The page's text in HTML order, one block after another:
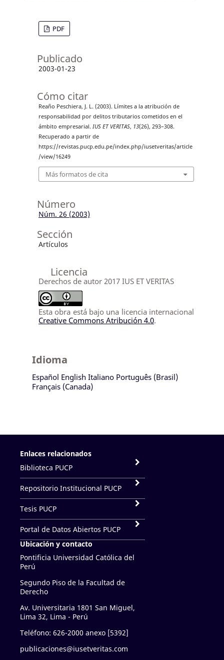
PDF
Publicado
2003-01-23
Cómo citar
Reaño Peschiera, J. L. (2003). Límites a la atribución de
responsabilidad por delitos tributarios cometidos en el
ámbito empresarial. IUS ET VERITAS, 13(26), 293–308.
Recuperado a partir de
https://revistas.pucp.edu.pe/index.php/iusetveritas/article
/view/16249
Más formatos de cita
Número
Núm. 26 (2003)
Sección
Artículos
Licencia
Derechos de autor 2017 IUS ET VERITAS
Esta obra está bajo una licencia internacional
Creative Commons Atribución 4.0.
Idioma
Español English Italiano Português (Brasil)
Français (Canada)
Enlaces relacionados
Biblioteca PUCP
Repositorio Institucional PUCP
Tesis PUCP
Portal de Datos Abiertos PUCP
Ubicación y contacto
Pontificia Universidad Católica del
Perú
Segundo Piso de la Facultad de
Derecho
Av. Universitaria 1801 San Miguel,
Lima 32, Lima - Perú
Teléfono: 626-2000 anexo [5392]
publicaciones@iusetveritas.com